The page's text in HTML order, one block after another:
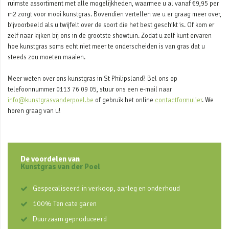
ruimste assortiment met alle mogelijkheden, waarmee u al vanaf €9,95 per
m2 zorgt voor mooi kunstgras. Bovendien vertellen we u er graag meer over,
bijvoorbeeld als u twijfelt over de soort die het best geschikt is. Of kom er
zelf naar kijken bij ons in de grootste showtuin. Zodat u zelf kunt ervaren
hoe kunstgras soms echt niet meer te onderscheiden is van gras dat u
steeds zou moeten maaien.
Meer weten over ons kunstgras in St Philipsland? Bel ons op
telefoonnummer 0113 76 09 05, stuur ons een e-mail naar
info@kunstgrasvanderpoel.be of gebruik het online contactformulier. We
horen graag van u!
De voordelen van
Kunstgras van der Poel
Gespecaliseerd in verkoop, aanleg en onderhoud
100% Ten cate garen
Duurzaam geproduceerd